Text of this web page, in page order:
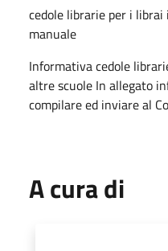
cedole librarie per i
manuale
Informativa cedole
altre scuole In allegato
compilare ed inviare al
A cura di